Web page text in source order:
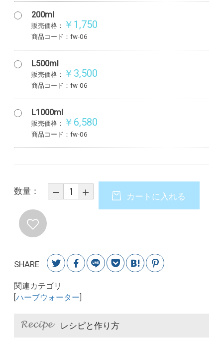
200ml
販売価格： ￥1,750
商品コード：fw-06
L500ml
販売価格： ￥3,500
商品コード：fw-06
L1000ml
販売価格： ￥6,580
商品コード：fw-06
数量：
カートに入れる
SHARE
関連カテゴリ
ハーブウォーター
レシピと作り方